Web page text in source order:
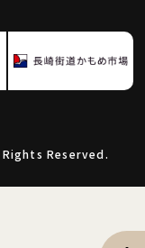
Rights Reserved.